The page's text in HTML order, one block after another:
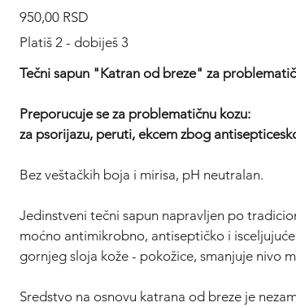
Cijena
950,00 RSD
Platiš 2 - dobiješ 3
Tečni sapun "Katran od breze" za
Preporucuje se za problematičnu kozu:
za psorijazu, peruti, ekcem zbog
Bez veštačkih boja i mirisa, pH neutralan.
Jedinstveni tečni sapun napravljen po
moćno antimikrobno, antiseptičko i
gornjeg sloja kože - pokožice, smanjuje nivo
Sredstvo na osnovu katrana od breze je